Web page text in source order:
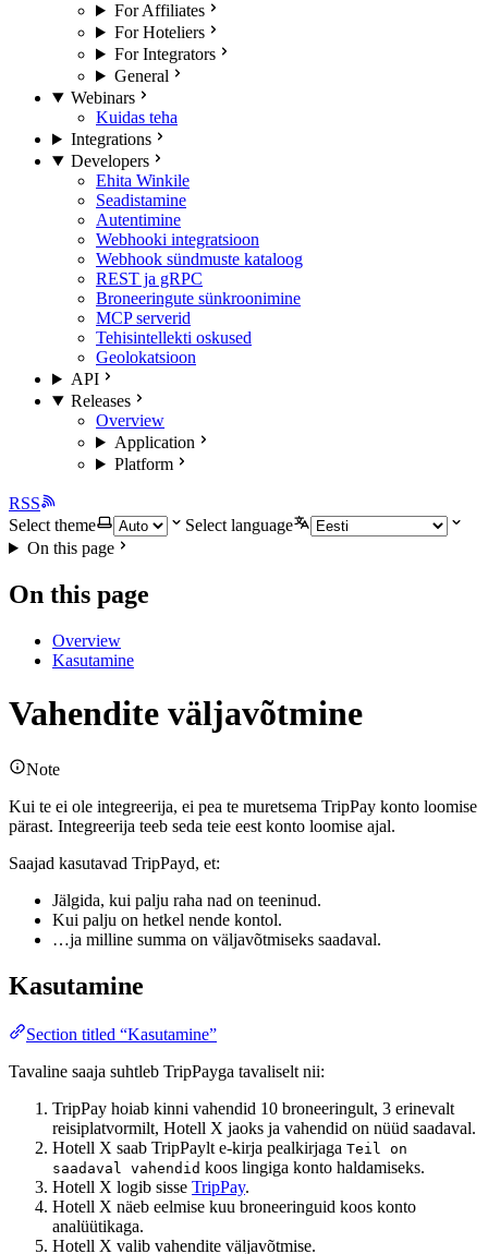
For Affiliates
For Hoteliers
For Integrators
General
Webinars
Kuidas teha
Integrations
Developers
Ehita Winkile
Seadistamine
Autentimine
Webhooki integratsioon
Webhook sündmuste kataloog
REST ja gRPC
Broneeringute sünkroonimine
MCP serverid
Tehisintellekti oskused
Geolokatsioon
API
Releases
Overview
Application
Platform
RSS
Select theme
Select language
On this page
On this page
Overview
Kasutamine
Vahendite väljavõtmine
Note
Kui te ei ole integreerija, ei pea te muretsema TripPay konto loomise
pärast. Integreerija teeb seda teie eest konto loomise ajal.
Saajad kasutavad TripPayd, et:
Jälgida, kui palju raha nad on teeninud.
Kui palju on hetkel nende kontol.
…ja milline summa on väljavõtmiseks saadaval.
Kasutamine
Section titled “Kasutamine”
Tavaline saaja suhtleb TripPayga tavaliselt nii:
TripPay hoiab kinni vahendid 10 broneeringult, 3 erinevalt
reisiplatvormilt, Hotell X jaoks ja vahendid on nüüd saadaval.
Hotell X saab TripPaylt e-kirja pealkirjaga Teil on
saadaval vahendid koos lingiga konto haldamiseks.
Hotell X logib sisse TripPay.
Hotell X näeb eelmise kuu broneeringuid koos konto
analüütikaga.
Hotell X valib vahendite väljavõtmise.